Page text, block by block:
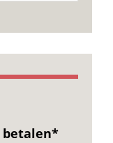
betalen*